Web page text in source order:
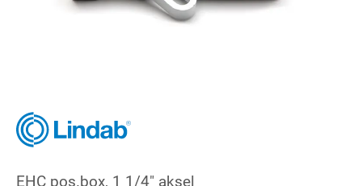
EHC pos.box, 1 1/4" aksel